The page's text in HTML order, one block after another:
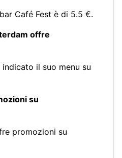
Café Fest è di 5.5 €.
offre
il suo menu su
su
promozioni su